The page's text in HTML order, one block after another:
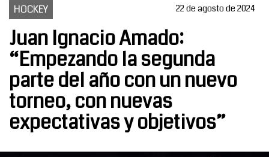
HOCKEY 22 de agosto de 2024
Juan Ignacio Amado:
“Empezando la segunda
parte del año con un nuevo
torneo, con nuevas
expectativas y objetivos”